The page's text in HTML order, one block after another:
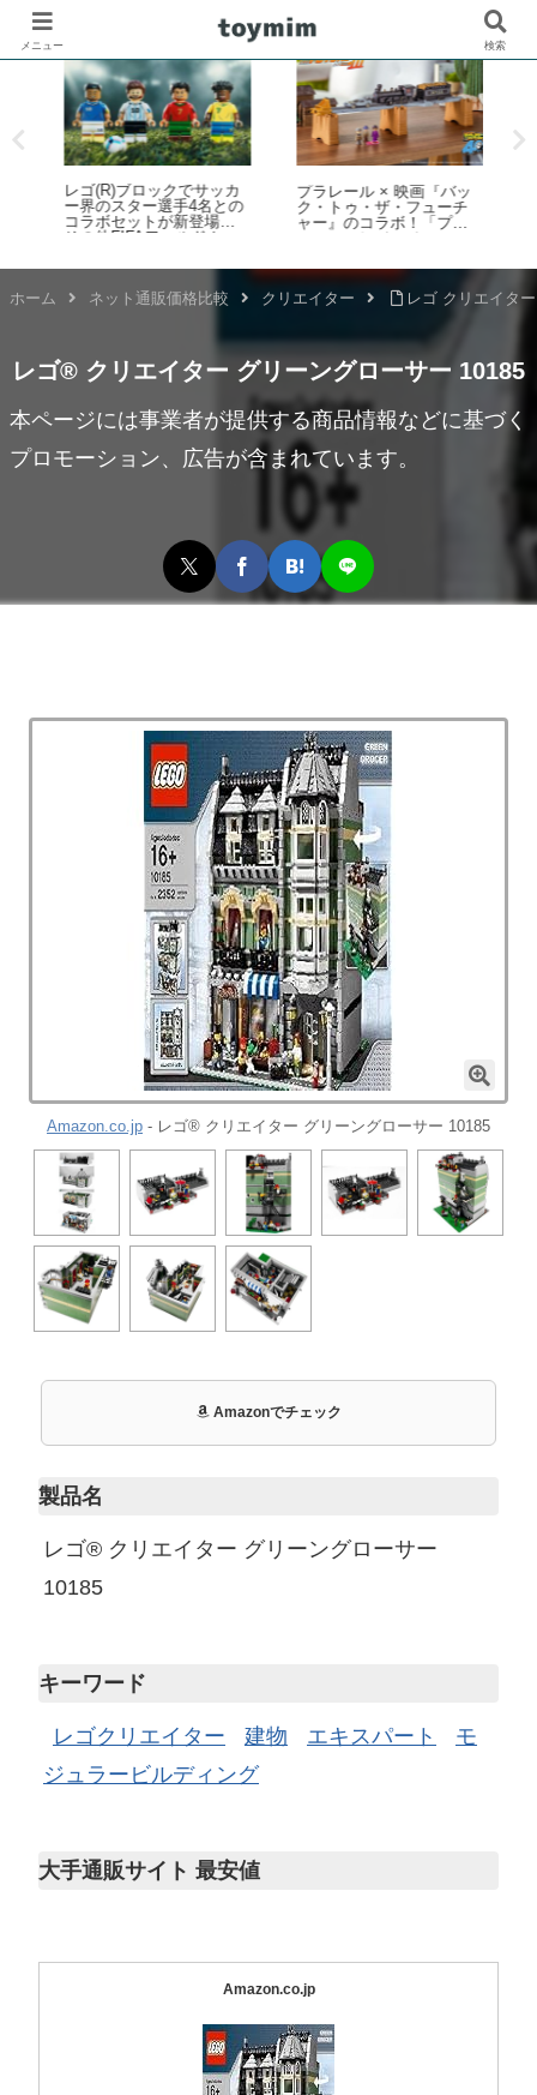
レゴ(R)ブロックでサッカ
ー界のスター選手4名との
コラボセットが新登場！
その他FIFAワールドカッ
発売【予約開始・2026年5
プラレール × 映画『バッ
ク・トゥ・ザ・フューチ
ャー』のコラボ！「プラ
レール バック・トゥ・
蒸気機関車131号＆タイム
場！
ホーム ネット通販価格比較 クリエイター レゴ クリエイタ
レゴ® クリエイター グリーングローサー 10185
本ページには事業者が提供する商品情報などに基づく
プロモーション、広告が含まれています。
Amazon.co.jp - レゴ® クリエイター グリーングローサー 10185
Amazonでチェック
製品名
レゴ® クリエイター グリーングローサー
10185
キーワード
レゴクリエイター 建物 エキスパート
モ
ジュラービルディング
大手通販サイト 最安値
Amazon.co.jp
メニュー 検索